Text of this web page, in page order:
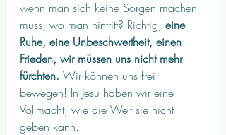
wenn man sich keine Sorgen machen
muss, wo man hintritt? Richtig, eine
Ruhe, eine Unbeschwertheit, einen
Frieden, wir müssen uns nicht mehr
fürchten. Wir können uns frei
bewegen! In Jesu haben wir eine
Vollmacht, wie die Welt sie nicht
geben kann.